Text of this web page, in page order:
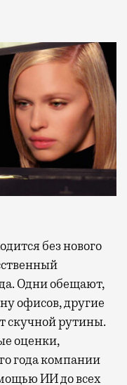
Одни обещают,
офисов, другие
скучной рутины.
оценки,
года компании
ИИ до всех